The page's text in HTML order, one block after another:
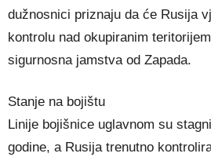
dužnosnici priznaju da će Rusija
kontrolu nad okupiranim
sigurnosna jamstva od Zapada.
Stanje na bojištu
Linije bojišnice uglavnom su
godine, a Rusija trenutno